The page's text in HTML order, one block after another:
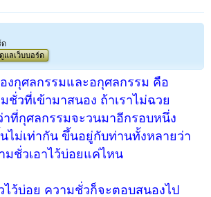
ด
แลเว็บบอร์ด
งกุศลกรรมและอกุศลกรรม คือ
ชั่วที่เข้ามาสนอง ถ้าเราไม่ฉวย
าที่กุศลกรรมจะวนมาอีกรอบหนึ่ง
นไม่เท่ากัน ขึ้นอยู่กับท่านทั้งหลายว่า
มชั่วเอาไว้บ่อยแค่ไหน
ไว้บ่อย ความชั่วก็จะตอบสนองไป